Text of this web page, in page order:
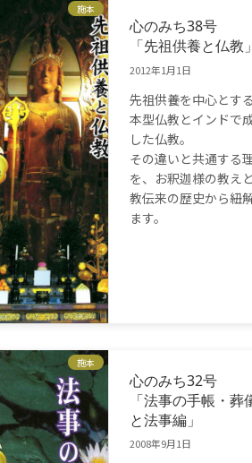
施本
心のみち38号
「先祖供養と仏教」
2012年1月1日
先祖供養を中心とす
本型仏教とインドで
した仏教。
その違いと共通する
を、お釈迦様の教え
教伝来の歴史から紐
ます。
施本
心のみち32号
「法事の手帳・葬
と法事編」
2008年9月1日